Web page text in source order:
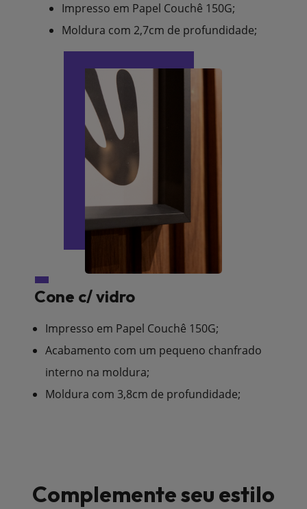
Impresso em Papel Couchê 150G;
Moldura com 2,7cm de profundidade;
Cone c/ vidro
Impresso em Papel Couchê 150G;
Acabamento com um pequeno chanfrado
interno na moldura;
Moldura com 3,8cm de profundidade;
Complemente seu estilo